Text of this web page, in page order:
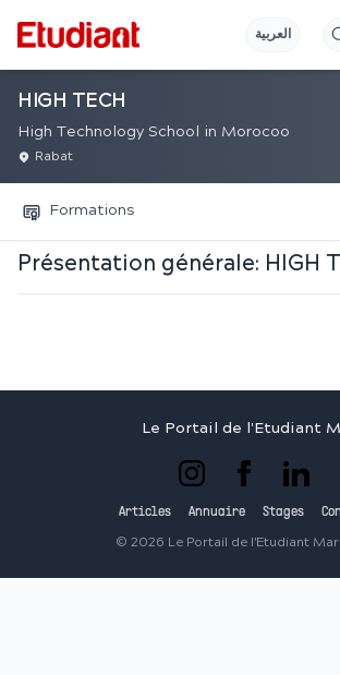
العربية
HIGH TECH
High Technology School in Morocoo
Rabat
Formations
Présentation générale: HIGH
Le Portail de l'Etudiant
Articles Annuaire Stages
© 2026 Le Portail de l'Etudiant